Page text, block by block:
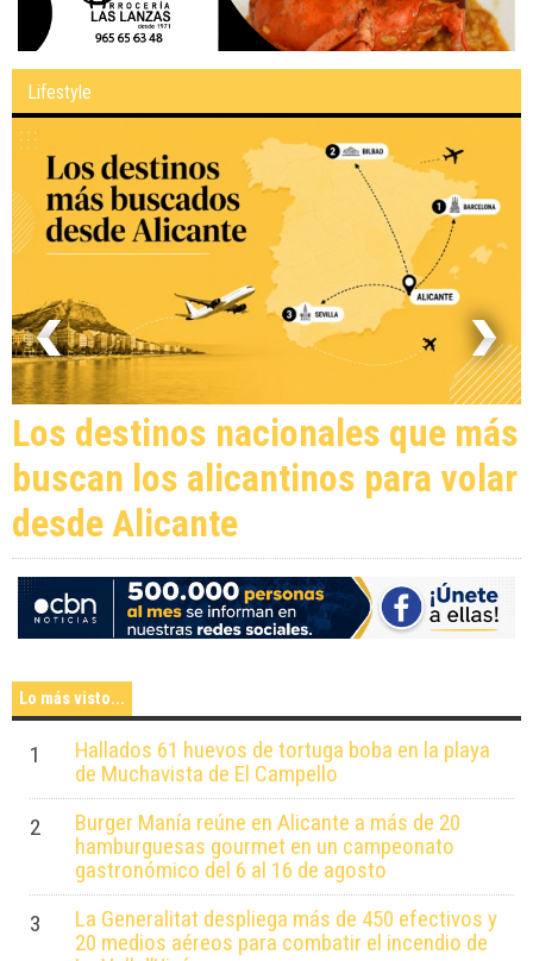
Lifestyle
Los destinos nacionales que más
buscan los alicantinos para volar
desde Alicante
Lo más visto...
1
Hallados 61 huevos de tortuga boba en la playa
de Muchavista de El Campello
2
Burger Manía reúne en Alicante a más de 20
hamburguesas gourmet en un campeonato
gastronómico del 6 al 16 de agosto
3
La Generalitat despliega más de 450 efectivos y
20 medios aéreos para combatir el incendio de